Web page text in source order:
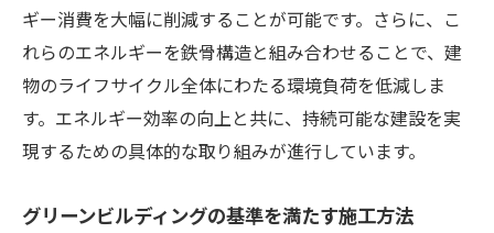
ギー消費を大幅に削減することが可能です。さらに、こ
れらのエネルギーを鉄骨構造と組み合わせることで、建
物のライフサイクル全体にわたる環境負荷を低減しま
す。エネルギー効率の向上と共に、持続可能な建設を実
現するための具体的な取り組みが進行しています。
グリーンビルディングの基準を満たす施工方法